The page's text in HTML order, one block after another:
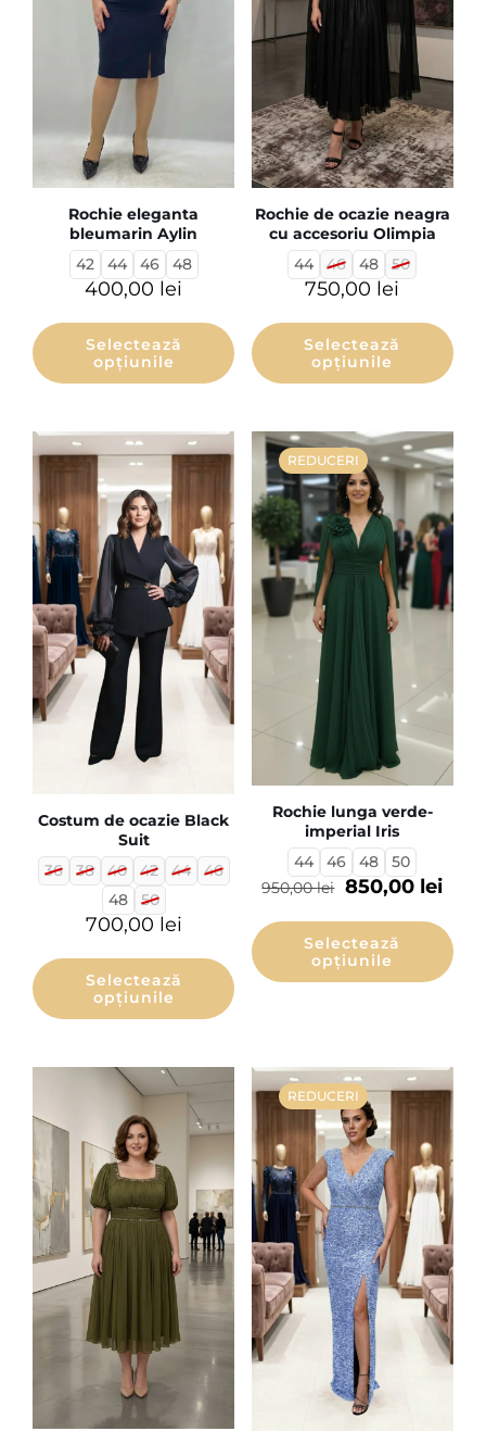
Rochie eleganta
bleumarin Aylin
42
44 46 48
400,00 lei
Selectează
opțiunile
Rochie de ocazie neagra
cu accesoriu Olimpia
44
46 48 50
750,00 lei
Selectează
opțiunile
Costum de ocazie Black
Suit
36
38 40 42 44
46
48
50
700,00 lei
Selectează
opțiunile
REDUCERI
Rochie lunga verde-
imperial Iris
44
46 48
50
950,00lei 850,00 lei
Selectează
opțiunile
REDUCERI